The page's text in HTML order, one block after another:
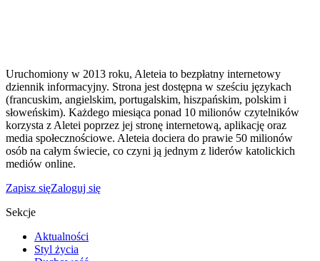
Uruchomiony w 2013 roku, Aleteia to bezpłatny internetowy
dziennik informacyjny. Strona jest dostępna w sześciu językach
(francuskim, angielskim, portugalskim, hiszpańskim, polskim i
słoweńskim). Każdego miesiąca ponad 10 milionów czytelników
korzysta z Aletei poprzez jej stronę internetową, aplikację oraz
media społecznościowe. Aleteia dociera do prawie 50 milionów
osób na całym świecie, co czyni ją jednym z liderów katolickich
mediów online.
Zapisz sięZaloguj się
Sekcje
Aktualności
Styl życia